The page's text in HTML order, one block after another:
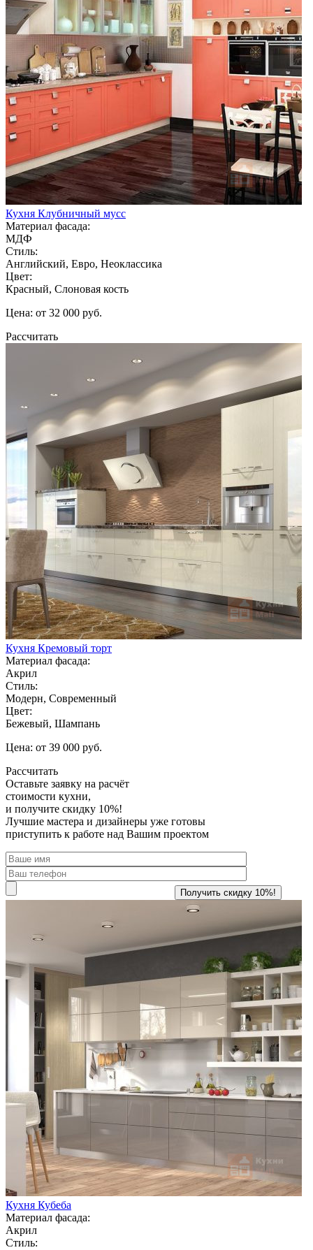
Кухня Клубничный мусс
Материал фасада:
МДФ
Стиль:
Английский, Евро, Неоклассика
Цвет:
Красный, Слоновая кость
Цена: от 32 000 руб.
Рассчитать
Кухня Кремовый торт
Материал фасада:
Акрил
Стиль:
Модерн, Современный
Цвет:
Бежевый, Шампань
Цена: от 39 000 руб.
Рассчитать
Оставьте заявку на расчёт
стоимости кухни,
и получите скидку 10%!
Лучшие мастера и дизайнеры уже готовы
приступить к работе над Вашим проектом
Кухня Кубеба
Материал фасада:
Акрил
Стиль: